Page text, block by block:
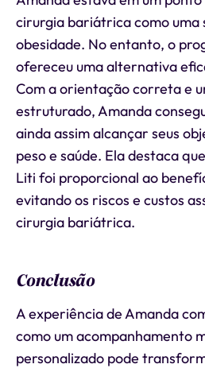
cirurgia bariátrica como uma
obesidade. No entanto, o
ofereceu uma alternativa
Com a orientação correta e
estruturado, Amanda
ainda assim alcançar seus
peso e saúde. Ela destaca
Liti foi proporcional ao
evitando os riscos e custos
cirurgia bariátrica.
Conclusão
A experiência de Amanda
como um acompanhamento
personalizado pode